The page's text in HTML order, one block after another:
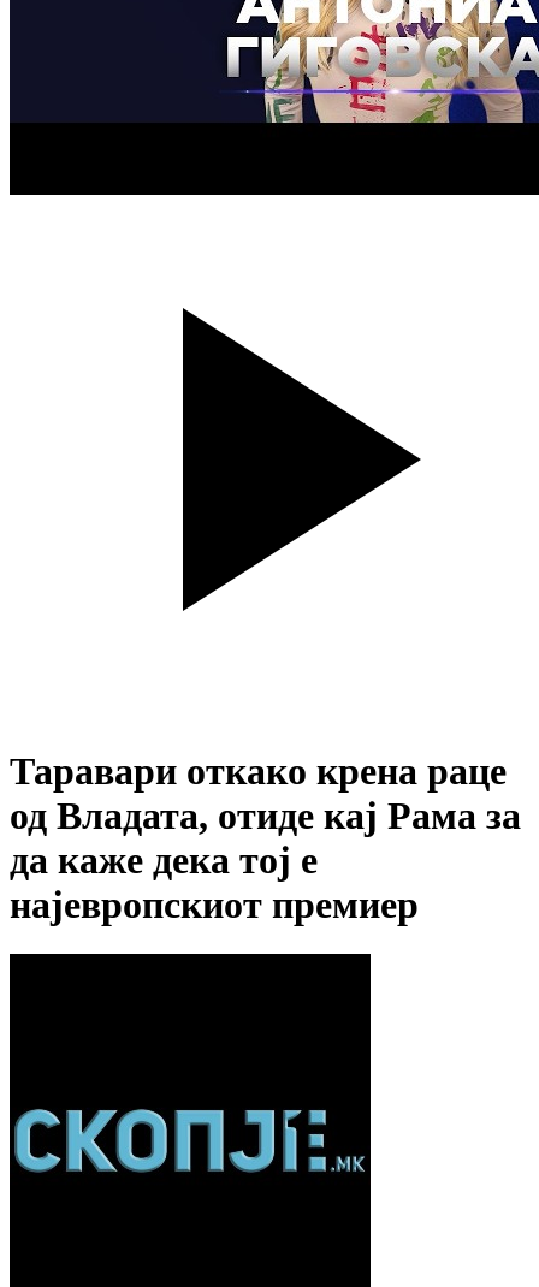
Таравари откако крена раце
од Владата, отиде кај Рама за
да каже дека тој е
најевропскиот премиер